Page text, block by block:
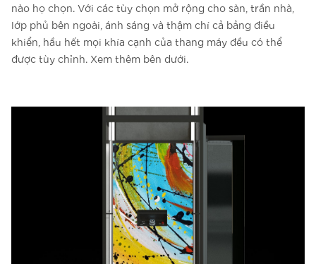
nào họ chọn. Với các tùy chọn mở rộng cho sàn, trần nhà,
lớp phủ bên ngoài, ánh sáng và thậm chí cả bảng điều
khiển, hầu hết mọi khía cạnh của thang máy đều có thể
được tùy chỉnh. Xem thêm bên dưới.